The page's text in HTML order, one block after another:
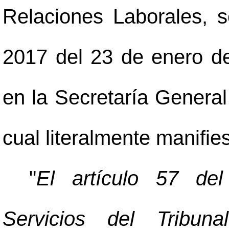
Relaciones Laborales,
2017 del 23 de enero
en la Secretaría
cual literalmente
"El artículo 57 del
Servicios del